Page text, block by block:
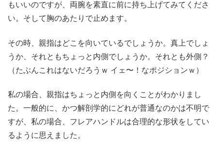
もいいのですが、両腕を素直に前に持ち上げてみてくださ
い。そして胸のあたりで止めます。
その時、親指はどこを向いているでしょうか。真上でしょ
うか、それともちょっと内側でしょうか。それとも外側？
（たぶんこれはないだろうｗ イェ〜！なポジションｗ）
私の場合、親指はちょっと内側を向くことがわかりまし
た。一般的に、かつ解剖学的にどれが普通なのかは不明で
すが、私の場合、フレアハンドルは合理的な形状をしてい
るように思えました。